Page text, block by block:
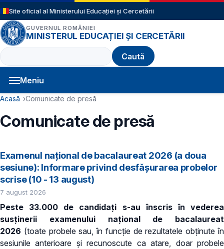
Sari la conținutul principal
Site oficial al Ministerului Educației și Cercetării
GUVERNUL ROMÂNIEI
MINISTERUL EDUCAȚIEI ȘI CERCETĂRII
Caută
Meniu
Navigație principală
Cale de navigare
Acasă Comunicate de presă
Comunicate de presă
Examenul național de bacalaureat 2026 (a doua
sesiune): Informare privind desfășurarea probelor
scrise (10 - 13 august)
7 august 2026
Peste 33.000 de candidaţi s-au înscris în vederea
susținerii examenului național de bacalaureat
2026 (toate probele sau, în funcție de rezultatele obținute în
sesiunile anterioare și recunoscute ca atare, doar probele